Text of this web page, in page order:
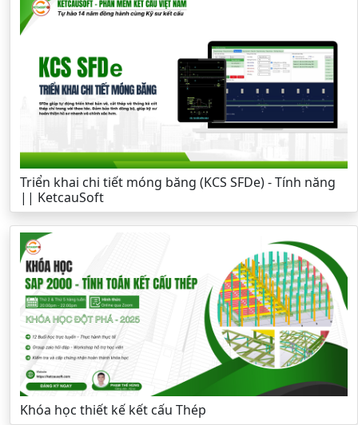
Triển khai chi tiết móng băng (KCS SFDe) - Tính năng
|| KetcauSoft
Khóa học thiết kế kết cấu Thép